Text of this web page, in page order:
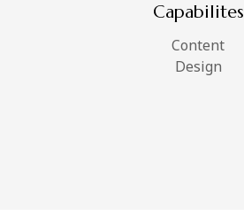
Capabilites
Content
Design